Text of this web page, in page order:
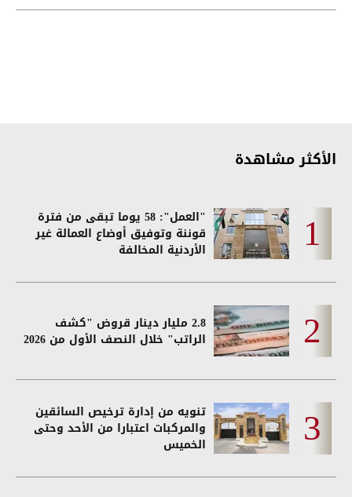
الأكثر مشاهدة
"العمل": 58 يوما تبقى من فترة
قوننة وتوفيق أوضاع العمالة غير
الأردنية المخالفة
2.8 مليار دينار قروض "كشف
الراتب" خلال النصف الأول من 2026
تنويه من إدارة ترخيص السائقين
والمركبات اعتبارا من الأحد وحتى
الخميس